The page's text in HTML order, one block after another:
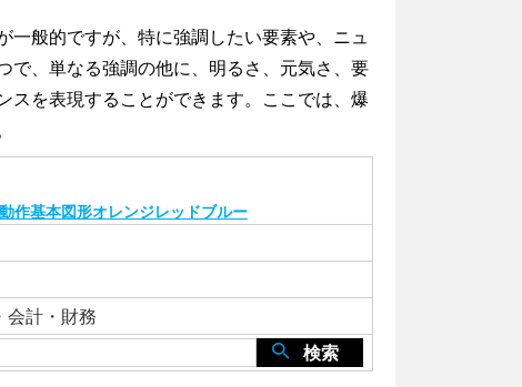
般的ですが、特に強調したい要素や、ニュ
で、単なる強調の他に、明るさ、元気さ、要
スを表現することができます。ここでは、爆
動作基本図形オレンジレッドブルー
会計・財務
検索